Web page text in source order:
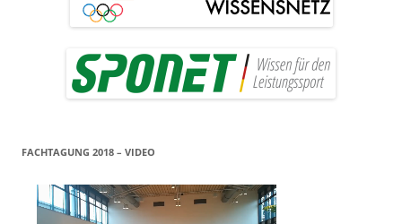
FACHTAGUNG 2018 – VIDEO